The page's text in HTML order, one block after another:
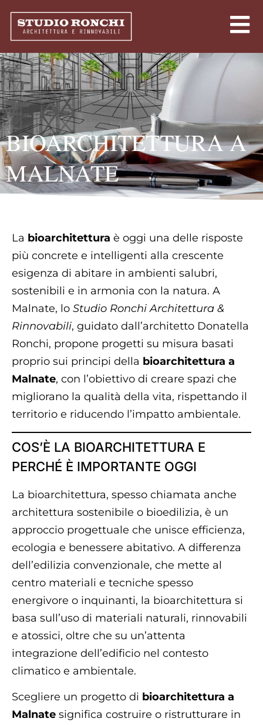
BIOARCHITETTURA A
MALNATE
La bioarchitettura è oggi una delle risposte
più concrete e intelligenti alla crescente
esigenza di abitare in ambienti salubri,
sostenibili e in armonia con la natura. A
Malnate, lo Studio Ronchi Architettura &
Rinnovabili, guidato dall’architetto Donatella
Ronchi, propone progetti su misura basati
proprio sui principi della bioarchitettura a
Malnate, con l’obiettivo di creare spazi che
migliorano la qualità della vita, rispettando il
territorio e riducendo l’impatto ambientale.
COS’È LA BIOARCHITETTURA E
PERCHÉ È IMPORTANTE OGGI
La bioarchitettura, spesso chiamata anche
architettura sostenibile o bioedilizia, è un
approccio progettuale che unisce efficienza,
ecologia e benessere abitativo. A differenza
dell’edilizia convenzionale, che mette al
centro materiali e tecniche spesso
energivore o inquinanti, la bioarchitettura si
basa sull’uso di materiali naturali, rinnovabili
e atossici, oltre che su un’attenta
integrazione dell’edificio nel contesto
climatico e ambientale.
Scegliere un progetto di bioarchitettura a
Malnate significa costruire o ristrutturare in